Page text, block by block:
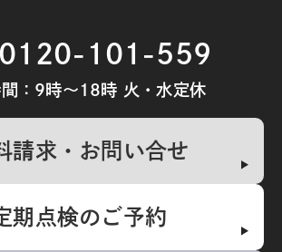
101-559
間：9時～18時 火・水定休
請求・お問い合せ
期点検のご予約